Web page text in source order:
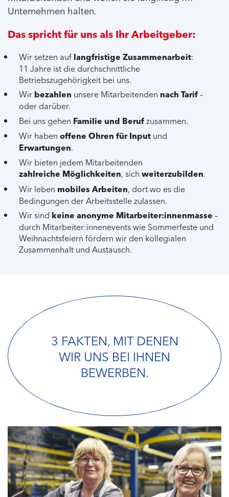
Unternehmen halten.
Das spricht für uns als Ihr Arbeitgeber:
Wir setzen auf langfristige Zusammenarbeit:
11 Jahre ist die durchschnittliche
Betriebszugehörigkeit bei uns.
Wir bezahlen unsere Mitarbeitenden nach Tarif–
oder darüber.
Bei uns gehen Familie und Berufzusammen.
Wir haben offene Ohren für Input und
Erwartungen.
Wir bieten jedem Mitarbeitenden
zahlreiche Möglichkeiten, sich weiterzubilden.
Wir leben mobiles Arbeiten, dort wo es die
Bedingungen der Arbeitsstelle zulassen.
Wir sind keine anonyme Mitarbeiter:innenmasse –
durch Mitarbeiter:innenevents wie Sommerfeste und
Weihnachtsfeiern fördern wir den kollegialen
Zusammenhalt und Austausch.
3 FAKTEN, MIT DENEN
WIR UNS BEI IHNEN
BEWERBEN.